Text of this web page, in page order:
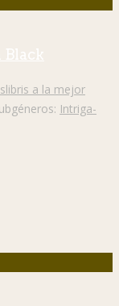
Black
a la mejor
Intriga-